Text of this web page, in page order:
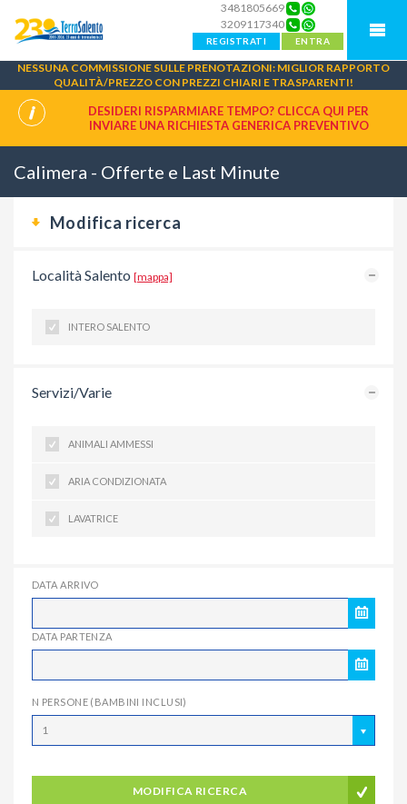
3481805669
3209117340
REGISTRATI ENTRA
NESSUNA COMMISSIONE SULLE PRENOTAZIONI: MIGLIOR RAPPORTO
QUALITÀ/PREZZO CON PREZZI CHIARI E TRASPARENTI!
DESIDERI RISPARMIARE TEMPO? CLICCA QUI PER
INVIARE UNA RICHIESTA GENERICA PREVENTIVO
Calimera - Offerte e Last Minute
Modifica ricerca
Località Salento [mappa]
INTERO SALENTO
Servizi/Varie
ANIMALI AMMESSI
ARIA CONDIZIONATA
LAVATRICE
DATA ARRIVO
DATA PARTENZA
N PERSONE (BAMBINI INCLUSI)
1
MODIFICA RICERCA